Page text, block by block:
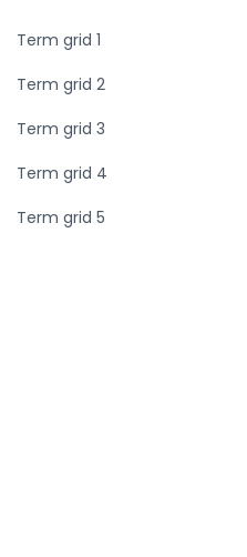
Term grid 1
Term grid 2
Term grid 3
Term grid 4
Term grid 5